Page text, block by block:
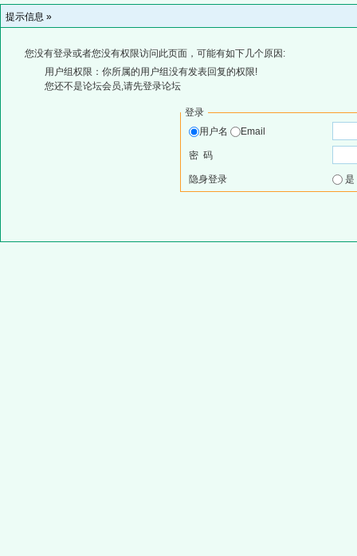
提示信息 »
您没有登录或者您没有权限访问此页面，可能有如下几个原因:
用户组权限：你所属的用户组没有发表回复的权限!
您还不是论坛会员,请先登录论坛
登录
用户名
Email
密 码
隐身登录